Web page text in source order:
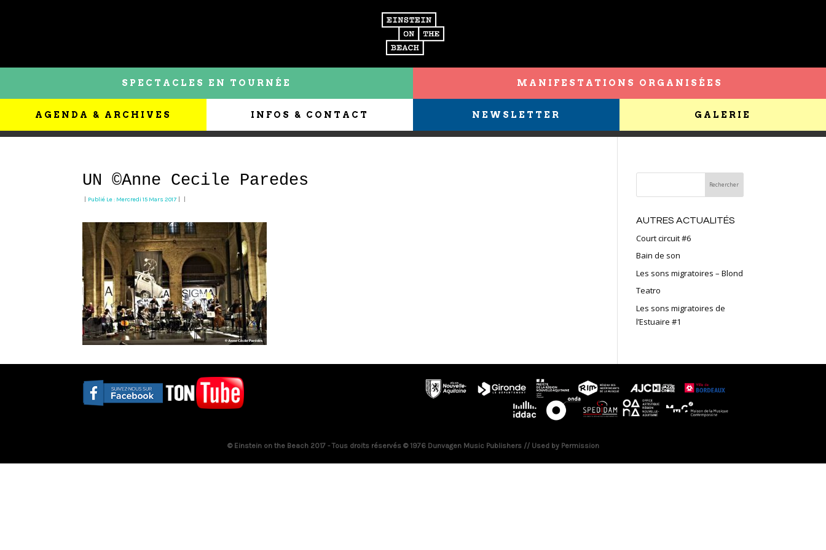
SPECTACLES EN TOURNÉE MANIFESTATIONS ORGANISÉES
AGENDA & ARCHIVES INFOS & CONTACT NEWSLETTER GALERIE
UN ©Anne Cecile Paredes
Publié Le : Mercredi 15 Mars 2017
AUTRES ACTUALITÉS
Court circuit #6
Bain de son
Les sons migratoires – Blond
Teatro
Les sons migratoires de
l’Estuaire #1
© Einstein on the Beach 2017 - Tous droits réservés © 1976 Dunvagen Music Publishers // Used by Permission